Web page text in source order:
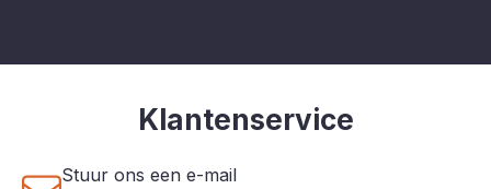
Klantenservice
Stuur ons een e-mail